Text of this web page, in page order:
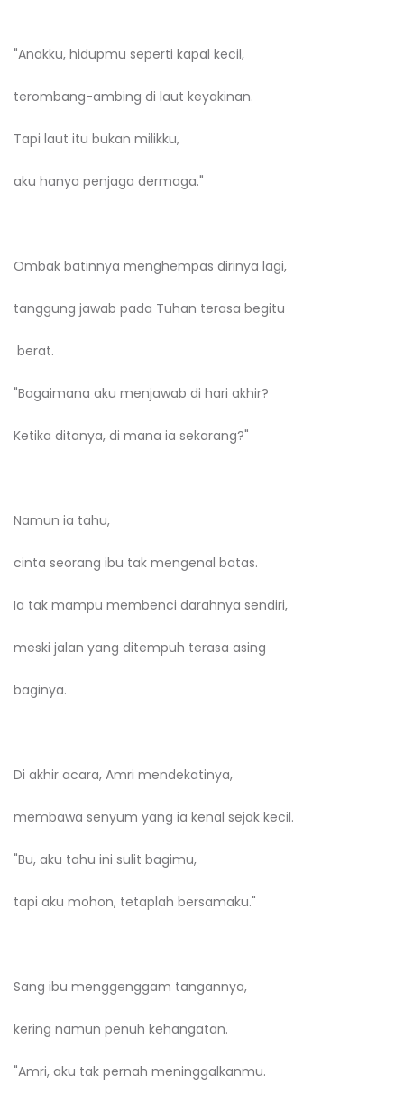
"Anakku, hidupmu seperti kapal kecil,
terombang-ambing di laut keyakinan.
Tapi laut itu bukan milikku,
aku hanya penjaga dermaga."
Ombak batinnya menghempas dirinya lagi,
tanggung jawab pada Tuhan terasa begitu
berat.
"Bagaimana aku menjawab di hari akhir?
Ketika ditanya, di mana ia sekarang?"
Namun ia tahu,
cinta seorang ibu tak mengenal batas.
Ia tak mampu membenci darahnya sendiri,
meski jalan yang ditempuh terasa asing
baginya.
Di akhir acara, Amri mendekatinya,
membawa senyum yang ia kenal sejak kecil.
"Bu, aku tahu ini sulit bagimu,
tapi aku mohon, tetaplah bersamaku."
Sang ibu menggenggam tangannya,
kering namun penuh kehangatan.
"Amri, aku tak pernah meninggalkanmu.